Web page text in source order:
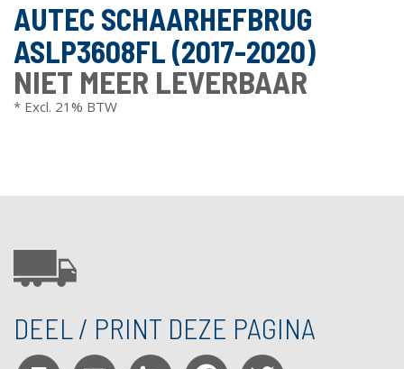
AUTEC SCHAARHEFBRUG
ASLP3608FL (2017-2020)
NIET MEER LEVERBAAR
* Excl. 21% BTW
DEEL / PRINT DEZE PAGINA